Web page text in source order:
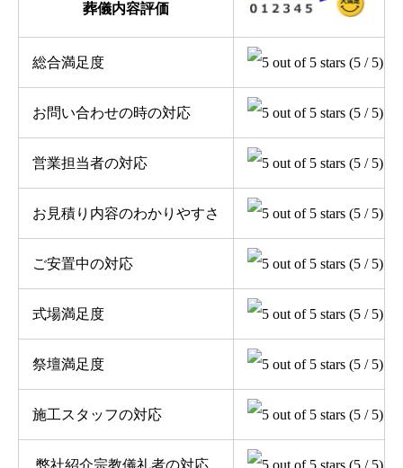
葬儀内容評価
総合満足度 (5 / 5)
お問い合わせの時の対応 (5 / 5)
営業担当者の対応 (5 / 5)
お見積り内容のわかりやすさ (5 / 5)
ご安置中の対応 (5 / 5)
式場満足度 (5 / 5)
祭壇満足度 (5 / 5)
施工スタッフの対応 (5 / 5)